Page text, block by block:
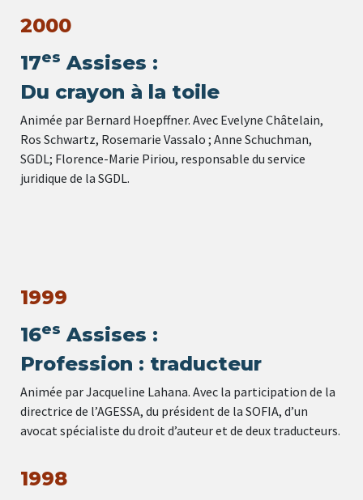
2000
17es Assises :
Du crayon à la toile
Animée par Bernard Hoepffner. Avec Evelyne Châtelain,
Ros Schwartz, Rosemarie Vassalo ; Anne Schuchman,
SGDL; Florence-Marie Piriou, responsable du service
juridique de la SGDL.
1999
16es Assises :
Profession : traducteur
Animée par Jacqueline Lahana. Avec la participation de la
directrice de l’AGESSA, du président de la SOFIA, d’un
avocat spécialiste du droit d’auteur et de deux traducteurs.
1998